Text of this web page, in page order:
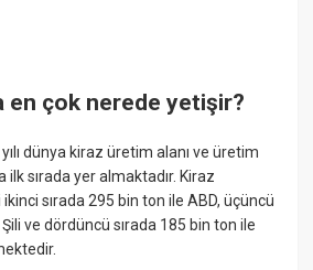
en çok nerede yetişir?
dünya kiraz üretim alanı ve üretim
ilk sırada yer almaktadır. Kiraz
sırada 295 bin ton ile ABD, üçüncü
ve dördüncü sırada 185 bin ton ile